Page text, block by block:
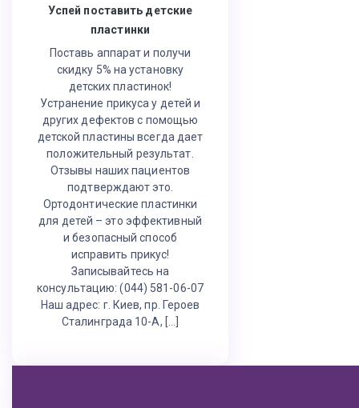
Успей поставить детские
пластинки
Поставь аппарат и получи
скидку 5% на установку
детских пластинок!
Устранение прикуса у детей и
других дефектов с помощью
детской пластины всегда дает
положительный результат.
Отзывы наших пациентов
подтверждают это.
Ортодонтические пластинки
для детей – это эффективный
и безопасный способ
исправить прикус!
Записывайтесь на
консультацию: (044) 581-06-07
Наш адрес: г. Киев, пр. Героев
Сталинграда 10-А, […]